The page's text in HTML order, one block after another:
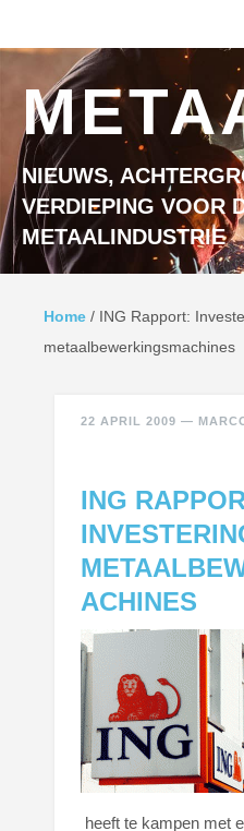
NIEUWS,
VERDIEPING VOOR
METAALINDUSTRIE
Home / ING Rapport:
metaalbewerkingsmachines
22 APRIL 2009 —
ING
ACHINES
heeft te kampen met